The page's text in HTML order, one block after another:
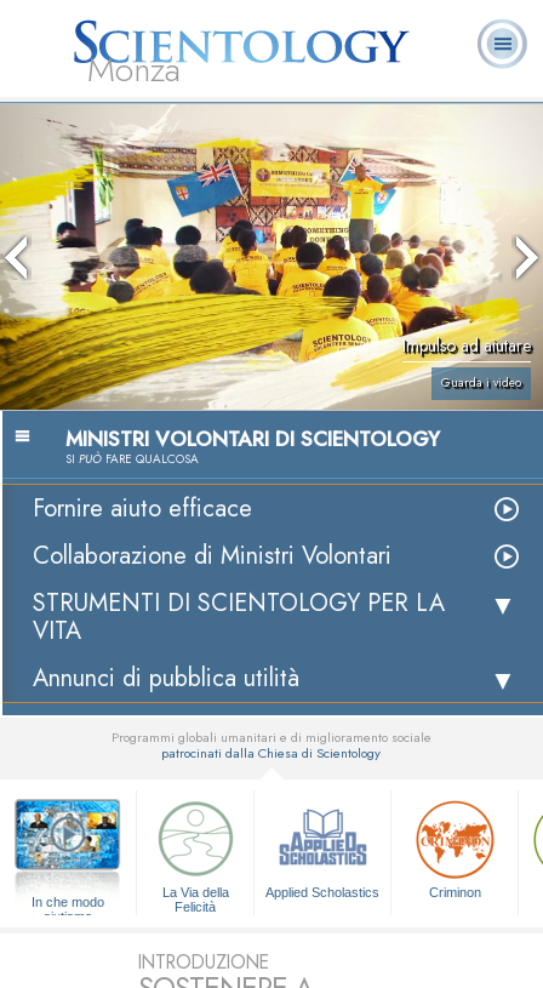
Monza
Fondatore
Impulso ad aiutare
Guarda i video
MINISTRI VOLONTARI DI SCIENTOLOGY
SI PUÒ FARE QUALCOSA
Fornire aiuto efficace
Collaborazione di Ministri Volontari
STRUMENTI DI SCIENTOLOGY PER LA
VITA
Annunci di pubblica utilità
Programmi globali umanitari e di miglioramento sociale
patrocinati dalla Chiesa di Scientology
In che modo
aiutiamo
La Via della
Felicità
Applied Scholastics Criminon
INTRODUZIONE